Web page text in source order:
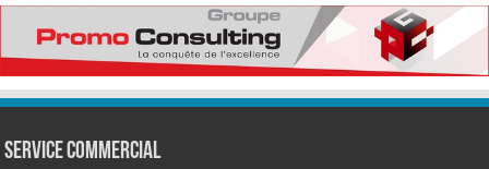
Service commercial